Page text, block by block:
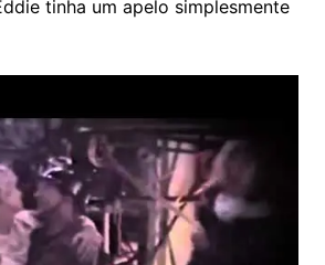
tinha um apelo simplesmente